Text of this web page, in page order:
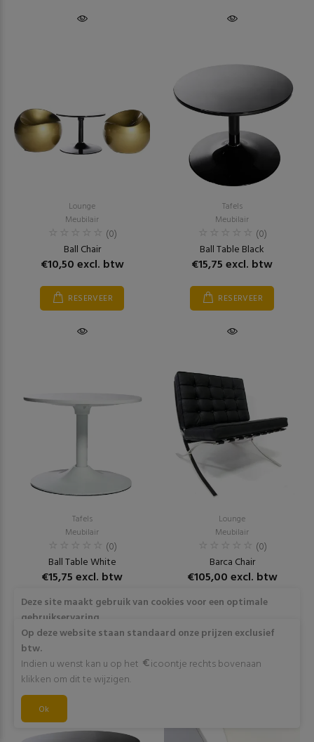
Lounge
Meubilair
(0)
Ball Chair
€10,50 excl. btw
RESERVEER
Tafels
Meubilair
(0)
Ball Table Black
€15,75 excl. btw
RESERVEER
Tafels
Meubilair
(0)
Ball Table White
€15,75 excl. btw
RESERVEER
Lounge
Meubilair
(0)
Barca Chair
€105,00 excl. btw
RESERVEER
Deze site maakt gebruik van cookies voor een optimale
gebruikservaring
Door op "Akkoord" te klikken of verder gebruik te maken
van deze website gaat stemt u in met het gebruik van deze
cookies. Wens je meer info omtrent deze cookies? Klik dan
op "Meer info".
Akkoord
Op deze website staan standaard onze prijzen exclusief
btw.
Indien u wenst kan u op het
icoontje rechts bovenaan
klikken om dit te wijzigen.
Ok